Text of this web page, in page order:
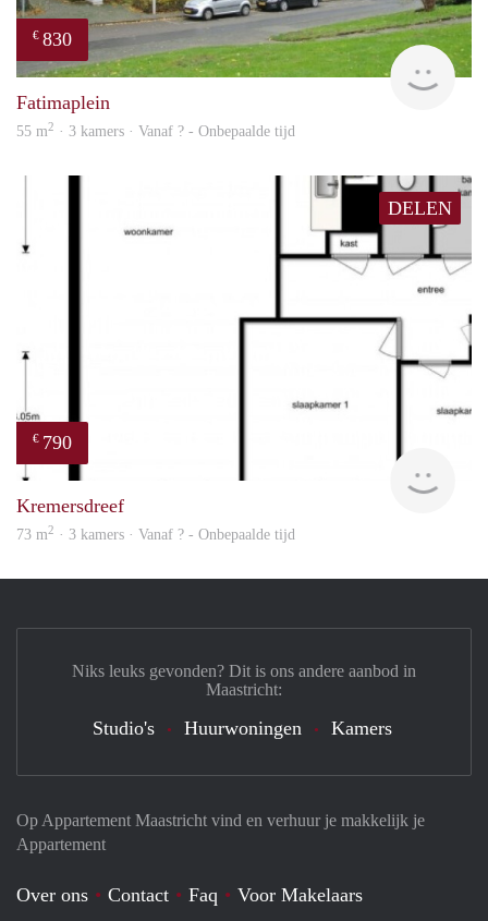
€ 830
Fatimaplein
55 m2 · 3 kamers · Vanaf ? - Onbepaalde tijd
DELEN
€ 790
Kremersdreef
73 m2 · 3 kamers · Vanaf ? - Onbepaalde tijd
Op Appartement Maastricht vind en verhuur je makkelijk je
Appartement
Over ons Contact Faq Voor Makelaars
Niks leuks gevonden? Dit is ons andere aanbod in
Maastricht:
Studio's Huurwoningen Kamers